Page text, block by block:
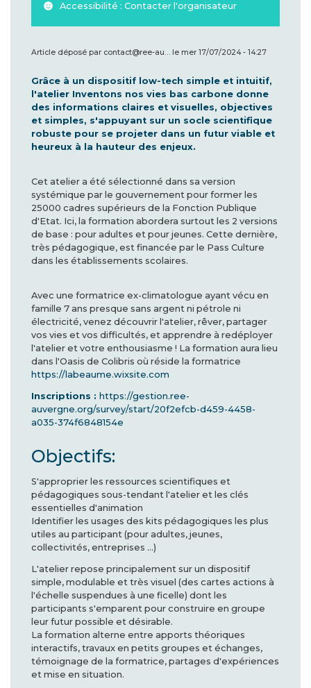
Accessibilité : Contacter l'organisateur
Article déposé par contact@ree-au… le mer 17/07/2024 - 14:27
Grâce à un dispositif low-tech simple et intuitif,
l'atelier Inventons nos vies bas carbone donne
des informations claires et visuelles, objectives
et simples, s'appuyant sur un socle scientifique
robuste pour se projeter dans un futur viable et
heureux à la hauteur des enjeux.
Cet atelier a été sélectionné dans sa version
systémique par le gouvernement pour former les
25000 cadres supérieurs de la Fonction Publique
d'Etat. Ici, la formation abordera surtout les 2 versions
de base : pour adultes et pour jeunes. Cette dernière,
très pédagogique, est financée par le Pass Culture
dans les établissements scolaires.
Avec une formatrice ex-climatologue ayant vécu en
famille 7 ans presque sans argent ni pétrole ni
électricité, venez découvrir l'atelier, rêver, partager
vos vies et vos difficultés, et apprendre à redéployer
l'atelier et votre enthousiasme ! La formation aura lieu
dans l'Oasis de Colibris où réside la formatrice
https://labeaume.wixsite.com
Inscriptions : https://gestion.ree-
auvergne.org/survey/start/20f2efcb-d459-4458-
a035-374f6848154e
Objectifs:
S'approprier les ressources scientifiques et
pédagogiques sous-tendant l'atelier et les clés
essentielles d'animation
Identifier les usages des kits pédagogiques les plus
utiles au participant (pour adultes, jeunes,
collectivités, entreprises ...)
L'atelier repose principalement sur un dispositif
simple, modulable et très visuel (des cartes actions à
l'échelle suspendues à une ficelle) dont les
participants s'emparent pour construire en groupe
leur futur possible et désirable.
La formation alterne entre apports théoriques
interactifs, travaux en petits groupes et échanges,
témoignage de la formatrice, partages d'expériences
et mise en situation.